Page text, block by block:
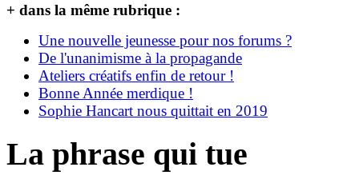
+ dans la même rubrique :
Une nouvelle jeunesse pour nos forums ?
De l'unanimisme à la propagande
Ateliers créatifs enfin de retour !
Bonne Année merdique !
Sophie Hancart nous quittait en 2019
La phrase qui tue